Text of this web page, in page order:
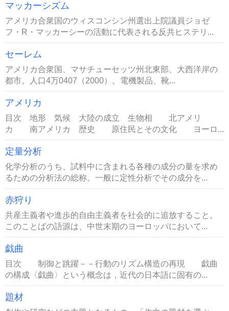
マッカーシズム
アメリカ合衆国のウィスコンシン州選出上院議員ジョゼ
フ・R・マッカーシーの活動に代表される反共ヒステリ...
セーレム
アメリカ合衆国、マサチューセッツ州北東部、大西洋岸の
都市。人口4万0407（2000）。電機製品、靴...
アメリカ
目次 地形 気候 大陸の成立 生物相 北アメリ
カ 南アメリカ 歴史 原住民とその文化 ヨーロ...
定量分析
化学分析のうち、試料中に含まれる各種の成分の量を求め
るための分析法の総称。一般に定性分析でその成分を...
赤狩り
共産主義者や進歩的自由主義者を社会的に追放すること。
このことばの語源は、中世末期のヨーロッパにおいて...
戯曲
目次 制御と跳躍－－行動のリズム構造の再現 戯曲
の構成〈戯曲〉という概念は，近代の日本語に固有の...
題材